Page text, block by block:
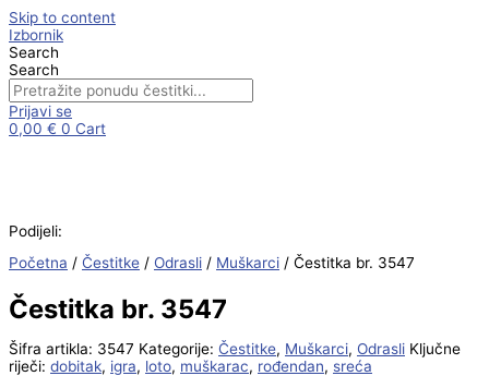
Skip to content
Izbornik
Search
Search
Prijavi se
0,00 € 0 Cart
Podijeli:
Početna / Čestitke / Odrasli / Muškarci / Čestitka br. 3547
Čestitka br. 3547
Šifra artikla: 3547 Kategorije: Čestitke, Muškarci, Odrasli Ključne
riječi: dobitak, igra, loto, muškarac, rođendan, sreća